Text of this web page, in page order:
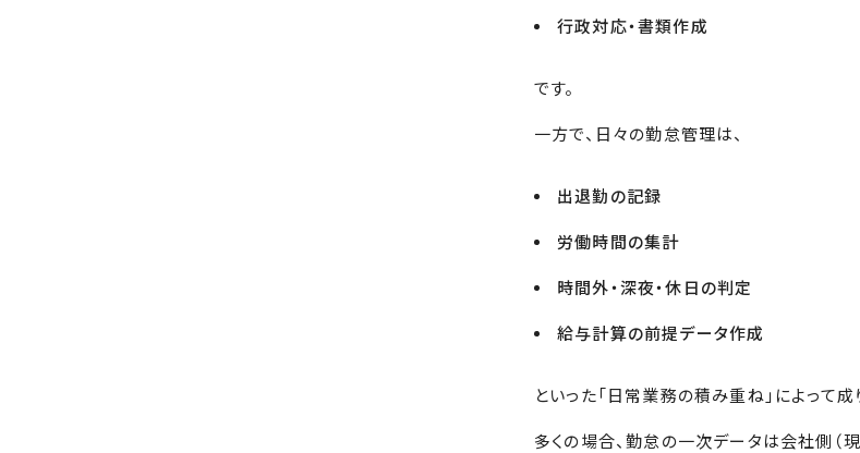
行政対応・書類作成
です。
一方で、日々の勤怠管理は、
出退勤の記録
労働時間の集計
時間外・深夜・休日の判定
給与計算の前提データ作成
といった「日常業務の積み重ね」によって成
多くの場合、勤怠の一次データは会社側（